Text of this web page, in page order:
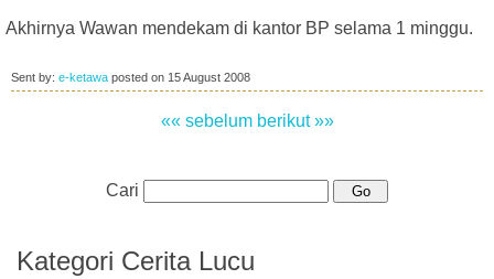
Akhirnya Wawan mendekam di kantor BP selama 1 minggu.
Sent by: e-ketawa posted on 15 August 2008
«« sebelum berikut »»
Cari
Kategori Cerita Lucu